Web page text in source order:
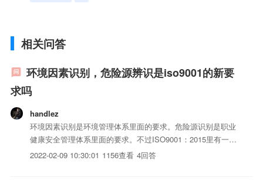
相关问答
环境因素识别，危险源辨识是iso9001的新要
求吗
handlez
环境因素识别是环境管理体系里面的要求。危险源识别是职业
健康安全管理体系里面的要求。不过ISO9001：2015里有一个
新条款跟上述比较类似。条款6.1：应对风险和机遇的措施。
2022-02-09 10:30:01 1156查看 4回答